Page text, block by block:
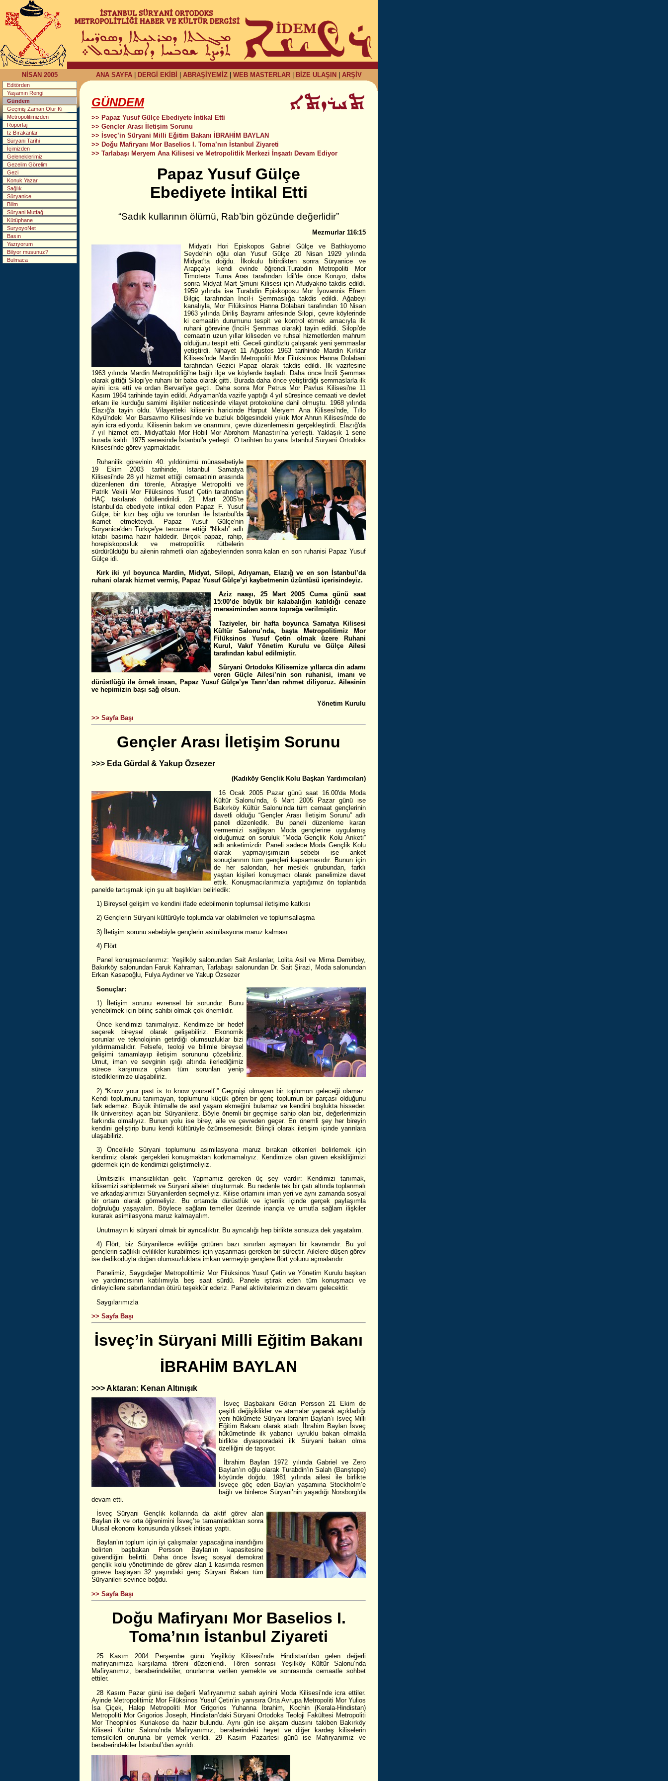
NİSAN 2005 ANA SAYFA| DERGİ EKİBİ ABRAŞİYEMİZ| WEB MASTERLAR| BİZE ULAŞIN ARŞİV
Editörden
Yaşamın Rengi
Gündem
Geçmiş Zaman Olur Ki
Metropolitimizden
Röportaj
İz Bırakanlar
Süryani Tarihi
İçimizden
Geleneklerimiz
Gezelim Görelim
Gezi
Konuk Yazar
Sağlık
Süryanice
Bilim
Süryani Mutfağı
Kütüphane
SuryoyoNet
Basın
Yazıyorum
Biliyor musunuz?
Bulmaca
GÜNDEM
>> Papaz Yusuf Gülçe Ebediyete İntikal Etti
>> Gençler Arası İletişim Sorunu
>> İsveç’in Süryani Milli Eğitim Bakanı İBRAHİM BAYLAN
>> Doğu Mafiryanı Mor Baselios I. Toma’nın İstanbul Ziyareti
>> Tarlabaşı Meryem Ana Kilisesi ve Metropolitlik Merkezi İnşaatı Devam Ediyor
Papaz Yusuf Gülçe
Ebediyete İntikal Etti
“Sadık kullarının ölümü, Rab’bin gözünde değerlidir”
Mezmurlar 116:15
Midyatlı Hori Episkopos Gabriel Gülçe ve Bathkıyomo
Seyde'nin oğlu olan Yusuf Gülçe 20 Nisan 1929 yılında
Midyat'ta doğdu. İlkokulu bitirdikten sonra Süryanice ve
Arapça'yı kendi evinde öğrendi.Turabdin Metropoliti Mor
Timoteos Tuma Aras tarafından İdil'de önce Koruyo, daha
sonra Midyat Mart Şmuni Kilisesi için Afudyakno takdis edildi.
1959 yılında ise Turabdin Episkoposu Mor İyovannis Efrem
Bilgiç tarafından İncil-i Şemmaslığa takdis edildi. Ağabeyi
kanalıyla, Mor Filüksinos Hanna Dolabani tarafından 10 Nisan
1963 yılında Diriliş Bayramı arifesinde Silopi, çevre köylerinde
ki cemaatin durumunu tespit ve kontrol etmek amacıyla ilk
ruhani görevine (İncil-i Şemmas olarak) tayin edildi. Silopi'de
cemaatin uzun yıllar kiliseden ve ruhsal hizmetlerden mahrum
olduğunu tespit etti. Geceli gündüzlü çalışarak yeni şemmaslar
yetiştirdi. Nihayet 11 Ağustos 1963 tarihinde Mardin Kırklar
Kilisesi'nde Mardin Metropoliti Mor Filüksinos Hanna Dolabani
tarafından Gezici Papaz olarak takdis edildi. İlk vazifesine
1963 yılında Mardin Metropolitliği'ne bağlı ilçe ve köylerde başladı. Daha önce İncili Şemmas
olarak gittiği Silopi'ye ruhani bir baba olarak gitti. Burada daha önce yetiştirdiği şemmaslarla ilk
ayini icra etti ve ordan Bervari'ye geçti. Daha sonra Mor Petrus Mor Pavlus Kilisesi'ne 11
Kasım 1964 tarihinde tayin edildi. Adıyaman'da vazife yaptığı 4 yıl süresince cemaati ve devlet
erkanı ile kurduğu samimi ilişkiler neticesinde vilayet protokolüne dahil olmuştu. 1968 yılında
Elazığ'a tayin oldu. Vilayetteki kilisenin haricinde Harput Meryem Ana Kilisesi'nde, Tıllo
Köyü'ndeki Mor Barsavmo Kilisesi'nde ve buzluk bölgesindeki yıkık Mor Ahrun Kilisesi'nde de
ayin icra ediyordu. Kilisenin bakım ve onarımını, çevre düzenlemesini gerçekleştirdi. Elazığ'da
7 yıl hizmet etti. Midyat'taki Mor Hobil Mor Abrohom Manastırı'na yerleşti. Yaklaşık 1 sene
burada kaldı. 1975 senesinde İstanbul'a yerleşti. O tarihten bu yana İstanbul Süryani Ortodoks
Kilisesi'nde görev yapmaktadır.
Ruhanilik görevinin 40. yıldönümü münasebetiyle
19 Ekim 2003 tarihinde, İstanbul Samatya
Kilisesi'nde 28 yıl hizmet ettiği cemaatinin arasında
düzenlenen dini törenle, Abraşiye Metropoliti ve
Patrik Vekili Mor Filüksinos Yusuf Çetin tarafından
HAÇ takılarak ödüllendirildi. 21 Mart 2005’te
İstanbul’da ebediyete intikal eden Papaz F. Yusuf
Gülçe, bir kızı beş oğlu ve torunları ile İstanbul'da
ikamet etmekteydi. Papaz Yusuf Gülçe'nin
Süryanice'den Türkçe'ye tercüme ettiği “Nikah” adlı
kitabı basıma hazır haldedir. Birçok papaz, rahip,
horepiskoposluk ve metropolitlik rütbelerin
sürdürüldüğü bu ailenin rahmetli olan ağabeylerinden sonra kalan en son ruhanisi Papaz Yusuf
Gülçe idi.
Kırk iki yıl boyunca Mardin, Midyat, Silopi, Adıyaman, Elazığ ve en son İstanbul’da
ruhani olarak hizmet vermiş, Papaz Yusuf Gülçe’yi kaybetmenin üzüntüsü içerisindeyiz.
Aziz naaşı, 25 Mart 2005 Cuma günü saat
15:00’de büyük bir kalabalığın katıldığı cenaze
merasiminden sonra toprağa verilmiştir.
Taziyeler, bir hafta boyunca Samatya Kilisesi
Kültür Salonu’nda, başta Metropolitimiz Mor
Filüksinos Yusuf Çetin olmak üzere Ruhani
Kurul, Vakıf Yönetim Kurulu ve Gülçe Ailesi
tarafından kabul edilmiştir.
Süryani Ortodoks Kilisemize yıllarca din adamı
veren Güçle Ailesi’nin son ruhanisi, imanı ve
dürüstlüğü ile örnek insan, Papaz Yusuf Gülçe’ye Tanrı’dan rahmet diliyoruz. Ailesinin
ve hepimizin başı sağ olsun.
Yönetim Kurulu
>> Sayfa Başı
Gençler Arası İletişim Sorunu
>>> Eda Gürdal & Yakup Özsezer
(Kadıköy Gençlik Kolu Başkan Yardımcıları)
16 Ocak 2005 Pazar günü saat 16.00'da Moda
Kültür Salonu’nda, 6 Mart 2005 Pazar günü ise
Bakırköy Kültür Salonu’nda tüm cemaat gençlerinin
davetli olduğu “Gençler Arası İletişim Sorunu” adlı
paneli düzenledik. Bu paneli düzenleme kararı
vermemizi sağlayan Moda gençlerine uygulamış
olduğumuz on soruluk “Moda Gençlik Kolu Anketi”
adlı anketimizdir. Paneli sadece Moda Gençlik Kolu
olarak yapmayışımızın sebebi ise anket
sonuçlarının tüm gençleri kapsamasıdır. Bunun için
de her salondan, her meslek grubundan, farklı
yaştan kişileri konuşmacı olarak panelimize davet
ettik. Konuşmacılarımızla yaptığımız ön toplantıda
panelde tartışmak için şu alt başlıkları belirledik:
1) Bireysel gelişim ve kendini ifade edebilmenin toplumsal iletişime katkısı
2) Gençlerin Süryani kültürüyle toplumda var olabilmeleri ve toplumsallaşma
3) İletişim sorunu sebebiyle gençlerin asimilasyona maruz kalması
4) Flört
Panel konuşmacılarımız: Yeşilköy salonundan Sait Arslanlar, Lolita Asil ve Mirna Demirbey,
Bakırköy salonundan Faruk Kahraman, Tarlabaşı salonundan Dr. Sait Şirazi, Moda salonundan
Erkan Kasapoğlu, Fulya Aydıner ve Yakup Özsezer
Sonuçlar:
1) İletişim sorunu evrensel bir sorundur. Bunu
yenebilmek için bilinç sahibi olmak çok önemlidir.
Önce kendimizi tanımalıyız. Kendimize bir hedef
seçerek bireysel olarak gelişebiliriz. Ekonomik
sorunlar ve teknolojinin getirdiği olumsuzluklar bizi
yıldırmamalıdır. Felsefe, teoloji ve bilimle bireysel
gelişimi tamamlayıp iletişim sorununu çözebiliriz.
Umut, iman ve sevginin ışığı altında ilerlediğimiz
sürece karşımıza çıkan tüm sorunları yenip
istediklerimize ulaşabiliriz.
2) “Know your past is to know yourself.” Geçmişi olmayan bir toplumun geleceği olamaz.
Kendi toplumunu tanımayan, toplumunu küçük gören bir genç toplumun bir parçası olduğunu
fark edemez. Büyük ihtimalle de asıl yaşam ekmeğini bulamaz ve kendini boşlukta hisseder.
İlk üniversiteyi açan biz Süryanileriz. Böyle önemli bir geçmişe sahip olan biz, değerlerimizin
farkında olmalıyız. Bunun yolu ise birey, aile ve çevreden geçer. En önemli şey her bireyin
kendini geliştirip bunu kendi kültürüyle özümsemesidir. Bilinçli olarak iletişim içinde yarınlara
ulaşabiliriz.
3) Öncelikle Süryani toplumunu asimilasyona maruz bırakan etkenleri belirlemek için
kendimiz olarak gerçekleri konuşmaktan korkmamalıyız. Kendimize olan güven eksikliğimizi
gidermek için de kendimizi geliştirmeliyiz.
Ümitsizlik imansızlıktan gelir. Yapmamız gereken üç şey vardır: Kendimizi tanımak,
kilisemizi sahiplenmek ve Süryani aileleri oluşturmak. Bu nedenle tek bir çatı altında toplanmalı
ve arkadaşlarımızı Süryanilerden seçmeliyiz. Kilise ortamını iman yeri ve aynı zamanda sosyal
bir ortam olarak görmeliyiz. Bu ortamda dürüstlük ve içtenlik içinde gerçek paylaşımla
doğruluğu yaşayalım. Böylece sağlam temeller üzerinde inançla ve umutla sağlam ilişkiler
kurarak asimilasyona maruz kalmayalım.
Unutmayın ki süryani olmak bir ayrıcalıktır. Bu ayrıcalığı hep birlikte sonsuza dek yaşatalım.
4) Flört, biz Süryanilerce evliliğe götüren bazı sınırları aşmayan bir kavramdır. Bu yol
gençlerin sağlıklı evlilikler kurabilmesi için yaşanması gereken bir süreçtir. Ailelere düşen görev
ise dedikoduyla doğan olumsuzluklara imkan vermeyip gençlere flört yolunu açmalarıdır.
Panelimiz, Saygıdeğer Metropolitimiz Mor Filüksinos Yusuf Çetin ve Yönetim Kurulu başkan
ve yardımcısının katılımıyla beş saat sürdü. Panele iştirak eden tüm konuşmacı ve
dinleyicilere sabırlarından ötürü teşekkür ederiz. Panel aktivitelerimizin devamı gelecektir.
Saygılarımızla
>> Sayfa Başı
İsveç’in Süryani Milli Eğitim Bakanı
İBRAHİM BAYLAN
>>> Aktaran: Kenan Altınışık
İsveç Başbakanı Göran Persson 21 Ekim de
çeşitli değişiklikler ve atamalar yaparak açıkladığı
yeni hükümete Süryani İbrahim Baylan’ı İsveç Milli
Eğitim Bakanı olarak atadı. İbrahim Baylan İsveç
hükümetinde ilk yabancı uyruklu bakan olmakla
birlikte diyasporadaki ilk Süryani bakan olma
özelliğini de taşıyor.
İbrahim Baylan 1972 yılında Gabriel ve Zero
Baylan’ın oğlu olarak Turabdin’in Salah (Barıştepe)
köyünde doğdu. 1981 yılında ailesi ile birlikte
İsveçe göç eden Baylan yaşamına Stockholm’e
bağlı ve binlerce Süryani’nin yaşadığı Norsborg’da
devam etti.
İsveç Süryani Gençlik kollarında da aktif görev alan
Baylan ilk ve orta öğrenimini İsveç’te tamamladıktan sonra
Ulusal ekonomi konusunda yüksek ihtisas yaptı.
Baylan’ın toplum için iyi çalışmalar yapacağına inandığını
belirten başbakan Persson Baylan’ın kapasitesine
güvendiğini belirtti. Daha önce İsveç sosyal demokrat
gençlik kolu yönetiminde de görev alan 1 kasımda resmen
göreve başlayan 32 yaşındaki genç Süryani Bakan tüm
Süryanileri sevince boğdu.
>> Sayfa Başı
Doğu Mafiryanı Mor Baselios I.
Toma’nın İstanbul Ziyareti
25 Kasım 2004 Perşembe günü Yeşilköy Kilisesi’nde Hindistan’dan gelen değerli
mafiryanımıza karşılama töreni düzenlendi. Tören sonrası Yeşilköy Kültür Salonu’nda
Mafiryanımız, beraberindekiler, onurlarına verilen yemekte ve sonrasında cemaatle sohbet
ettiler.
28 Kasım Pazar günü ise değerli Mafiryanımız sabah ayinini Moda Kilisesi’nde icra ettiler.
Ayinde Metropolitimiz Mor Filüksinos Yusuf Çetin’in yanısıra Orta Avrupa Metropoliti Mor Yulios
İsa Çiçek, Halep Metropoliti Mor Grigorios Yuhanna İbrahim, Kochin (Kerala-Hindistan)
Metropoliti Mor Grigorios Joseph, Hindistan’daki Süryani Ortodoks Teoloji Fakültesi Metropoliti
Mor Theophilos Kuriakose da hazır bulundu. Aynı gün ise akşam duasını takiben Bakırköy
Kilisesi Kültür Salonu’nda Mafiryanımız, beraberindeki heyet ve diğer kardeş kiliselerin
temsilcileri onuruna bir yemek verildi. 29 Kasım Pazartesi günü ise Mafiryanımız ve
beraberindekiler İstanbul’dan ayrıldı.